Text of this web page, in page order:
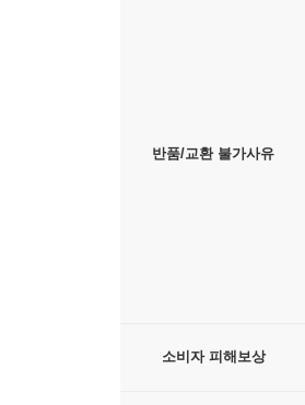
반품/교환 불가사유
소비자 피해보상